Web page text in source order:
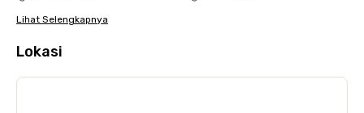
Lihat Selengkapnya
Lokasi